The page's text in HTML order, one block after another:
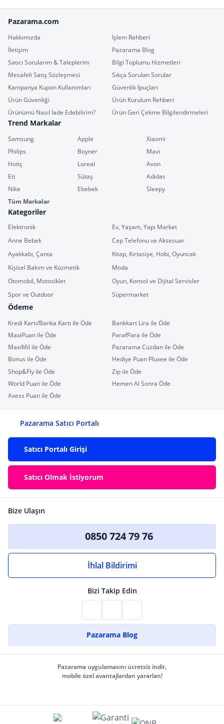
Pazarama.com
Hakkımızda
İşlem Rehberi
İletişim
Pazarama Blog
Satıcı Sorularım & Taleplerim
Bilgi Toplumu Hizmetleri
Mesafeli Satış Sözleşmesi
Sıkça Sorulan Sorular
Kampanya Kupon Kullanımları
Güvenlik İpuçları
Ürün Güvenliği
Ürün Kurulum Rehberi
Ürünümü Nasıl İade Edebilirim?
Ürün Geri Çekme Bilgilendirmeleri
Trend Markalar
Samsung Apple
Xiaomi
Philips
Boyner
Mavi
Hotiç
Loreal
Avon
Eti
Sütaş
Adidas
Nike
Ebebek
Sleepy
Tüm Markalar
Kategoriler
Elektronik
Ev, Yaşam, Yapı Market
Anne Bebek
Cep Telefonu ve Aksesuar
Ayakkabı, Çanta
Kitap, Kırtasiye, Hobi, Oyuncak
Kişisel Bakım ve Kozmetik
Moda
Otomobil, Motosiklet
Oyun, Konsol ve Dijital Servisler
Spor ve Outdoor
Süpermarket
Ödeme
Kredi Kartı/Banka Kartı ile Öde
Bankkart Lira ile Öde
MaxiPuan ile Öde
ParafPara ile Öde
MaxiMil ile Öde
Pazarama Cüzdan ile Öde
Bonus ile Öde
Hediye Puan Pluxee ile Öde
Shop&Fly ile Öde
Zip ile Öde
World Puan ile Öde
Hemen Al Sonra Öde
Axess Puan ile Öde
Pazarama Satıcı Portalı
Satıcı Portalı Girişi
Satıcı Olmak İstiyorum
Bize Ulaşın
0850 724 79 76
İhlal Bildirimi
Bizi Takip Edin
Pazarama Blog
Pazarama uygulamasını ücretsiz indir,
mobile özel avantajlardan yararlan!